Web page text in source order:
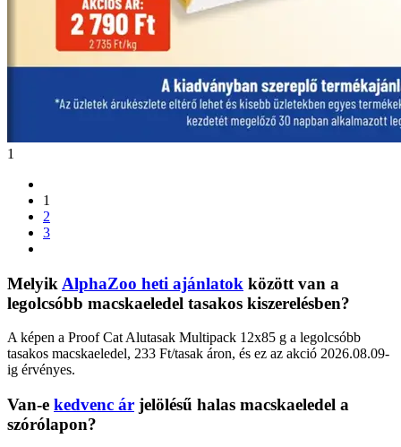
1
1
2
3
Melyik AlphaZoo heti ajánlatok között van a
legolcsóbb macskaeledel tasakos kiszerelésben?
A képen a Proof Cat Alutasak Multipack 12x85 g a legolcsóbb
tasakos macskaeledel, 233 Ft/tasak áron, és ez az akció 2026.08.09-
ig érvényes.
Van-e kedvenc ár jelölésű halas macskaeledel a
szórólapon?